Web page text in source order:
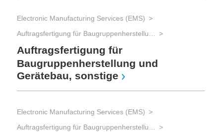
Electronic Manufacturing Services (EMS)
Auftragsfertigung für
Baugruppenherstellung und
Gerätebau, sonstige
Electronic Manufacturing Services (EMS)